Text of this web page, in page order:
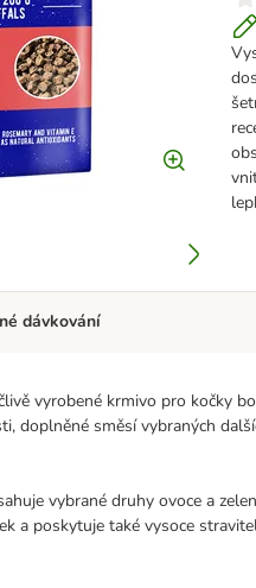
vyrobené krmivo pro kočky
doplněné směsí vybraných
vybrané druhy ovoce a
a poskytuje také vysoce
dávkování